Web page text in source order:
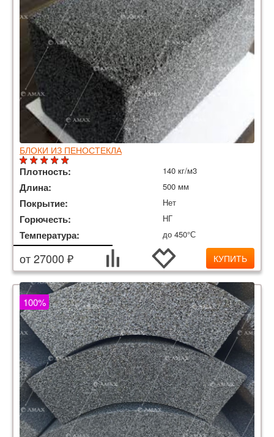
БЛОКИ ИЗ ПЕНОСТЕКЛА
Плотность: 140 кг/м3
Длина: 500 мм
Покрытие: Нет
Горючесть: НГ
Температура: до 450°С
от 27000 ₽ КУПИТЬ
100%